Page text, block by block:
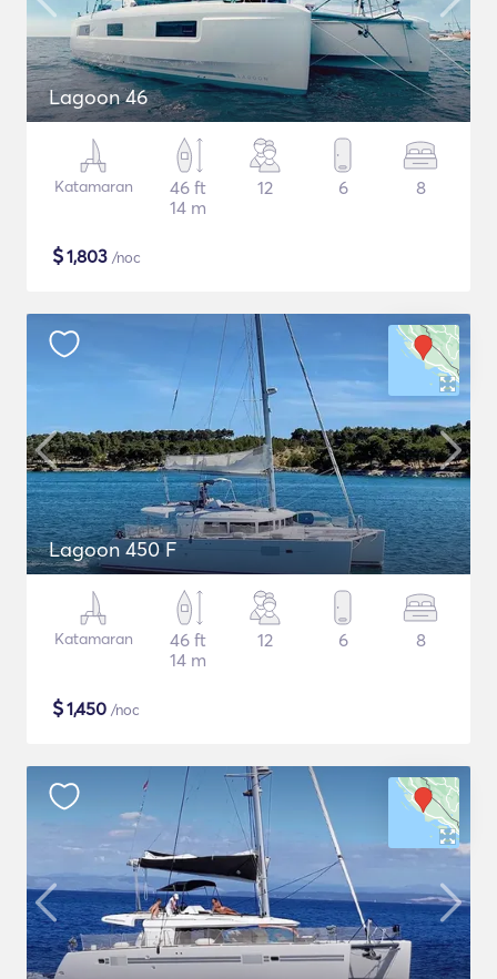
Lagoon 46
Katamaran
46 ft
14 m
12 6 8
$1,803 /noc
Lagoon 450 F
Katamaran
46 ft
14 m
12 6 8
$1,450 /noc